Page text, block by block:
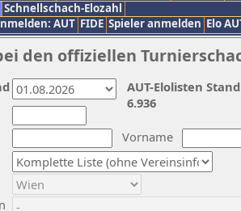
Schnellschach-Elozahl
AUT FIDE Spieler anmelden Elo
den offiziellen
Vorname
AUT-Elolisten
6.936